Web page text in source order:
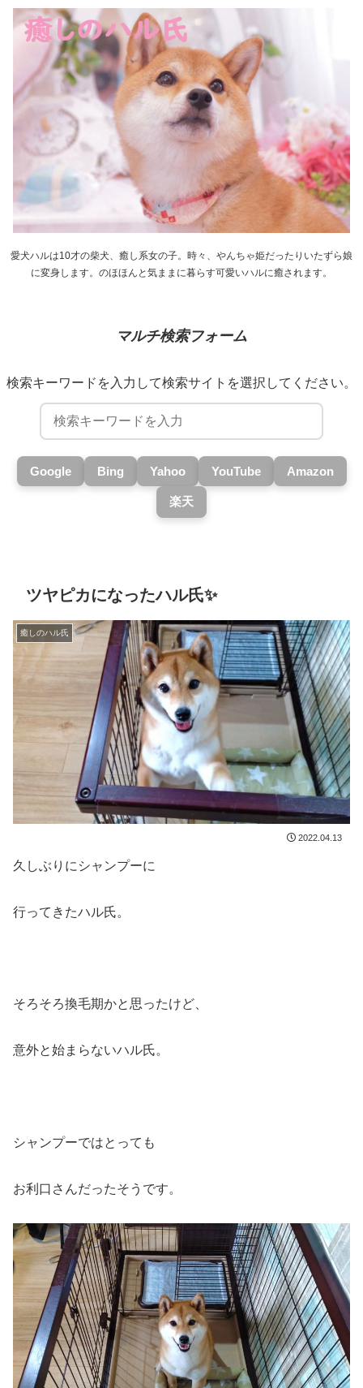
愛犬ハルは10才の柴犬、癒し系女の子。時々、やんちゃ姫だったりいたずら娘
に変身します。のほほんと気ままに暮らす可愛いハルに癒されます。
マルチ検索フォーム
検索キーワードを入力して検索サイトを選択してください。
Google Bing Yahoo YouTube Amazon
楽天
ツヤピカになったハル氏✨
癒しのハル氏
2022.04.13
久しぶりにシャンプーに
行ってきたハル氏。
そろそろ換毛期かと思ったけど、
意外と始まらないハル氏。
シャンプーではとっても
お利口さんだったそうです。